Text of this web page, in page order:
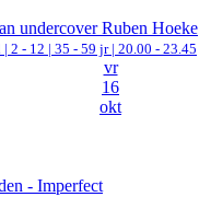
undercover Ruben Hoeke
| 2 - 12 | 35 - 59 jr | 20.00 - 23.45
vr
16
okt
- Imperfect